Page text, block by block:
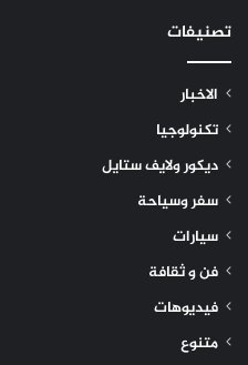
تصنيفات
الاخبار
تكنولوجيا
ديكور ولايف ستايل
سفر وسياحة
سيارات
فن و ثقافة
فيديوهات
متنوع